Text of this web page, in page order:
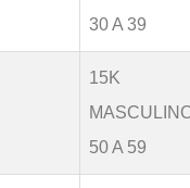
30 A 39
15K
50 A 59